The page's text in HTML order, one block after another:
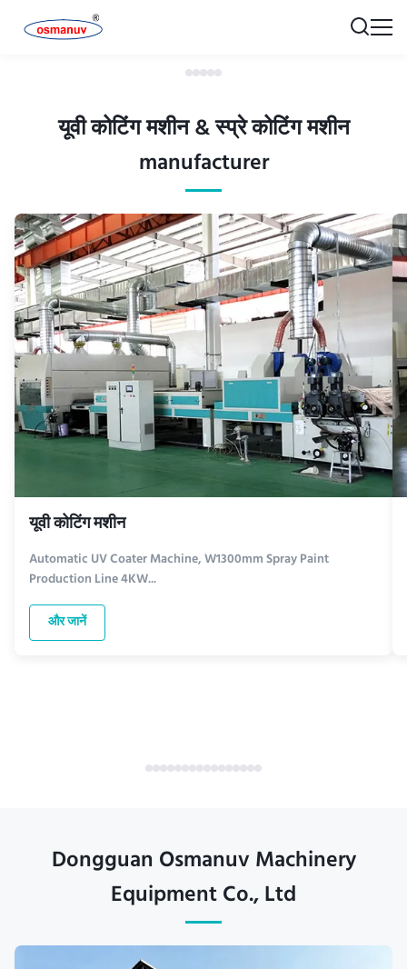
यूवी कोटिंग मशीन & स्प्रे कोटिंग मशीन
manufacturer
यूवी कोटिंग मशीन
Automatic UV Coater Machine, W1300mm Spray Paint
Production Line 4KW...
और जानें
Dongguan Osmanuv Machinery
Equipment Co., Ltd